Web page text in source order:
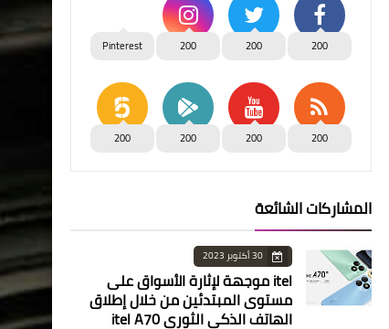
200
200
200
Pinterest
200
200
200
200
المشاركات الشائعة
30 أكتوبر 2023
itel موجهة لإثارة الأسواق على
مستوى المبتدئين من خلال إطلاق
الهاتف الذكي الثوري itel A70